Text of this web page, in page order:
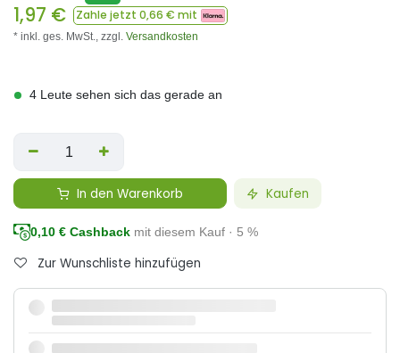
1,97 € Zahle jetzt 0,66 € mit
* inkl. ges. MwSt., zzgl. Versandkosten
4 Leute sehen sich das gerade an
In den Warenkorb Kaufen
0,10 € Cashback mit diesem Kauf · 5 %
Zur Wunschliste hinzufügen